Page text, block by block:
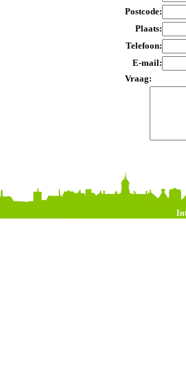
Postcode:
Plaats:
Telefoon:
E-mail:
Vraag: